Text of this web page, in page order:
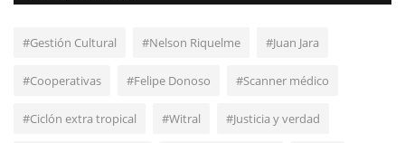
#Gestión Cultural #Nelson Riquelme #Juan Jara
#Cooperativas #Felipe Donoso #Scanner médico
#Ciclón extra tropical #Witral #Justicia y verdad